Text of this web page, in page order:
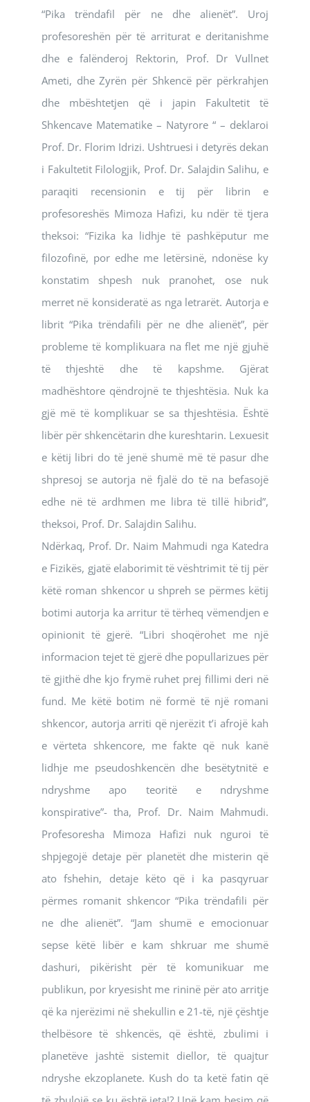
“Pika trëndafil për ne dhe alienët”. Uroj
profesoreshën për të arriturat e deritanishme
dhe e falënderoj Rektorin, Prof. Dr Vullnet
Ameti, dhe Zyrën për Shkencë për përkrahjen
dhe mbështetjen që i japin Fakultetit të
Shkencave Matematike – Natyrore “ – deklaroi
Prof. Dr. Florim Idrizi. Ushtruesi i detyrës dekan
i Fakultetit Filologjik, Prof. Dr. Salajdin Salihu, e
paraqiti recensionin e tij për librin e
profesoreshës Mimoza Hafizi, ku ndër të tjera
theksoi: “Fizika ka lidhje të pashkëputur me
filozofinë, por edhe me letërsinë, ndonëse ky
konstatim shpesh nuk pranohet, ose nuk
merret në konsideratë as nga letrarët. Autorja e
librit “Pika trëndafili për ne dhe alienët”, për
probleme të komplikuara na flet me një gjuhë
të thjeshtë dhe të kapshme. Gjërat
madhështore qëndrojnë te thjeshtësia. Nuk ka
gjë më të komplikuar se sa thjeshtësia. Është
libër për shkencëtarin dhe kureshtarin. Lexuesit
e këtij libri do të jenë shumë më të pasur dhe
shpresoj se autorja në fjalë do të na befasojë
edhe në të ardhmen me libra të tillë hibrid”,
theksoi, Prof. Dr. Salajdin Salihu.
Ndërkaq, Prof. Dr. Naim Mahmudi nga Katedra
e Fizikës, gjatë elaborimit të vështrimit të tij për
këtë roman shkencor u shpreh se përmes këtij
botimi autorja ka arritur të tërheq vëmendjen e
opinionit të gjerë. “Libri shoqërohet me një
informacion tejet të gjerë dhe popullarizues për
të gjithë dhe kjo frymë ruhet prej fillimi deri në
fund. Me këtë botim në formë të një romani
shkencor, autorja arriti që njerëzit t’i afrojë kah
e vërteta shkencore, me fakte që nuk kanë
lidhje me pseudoshkencën dhe besëtytnitë e
ndryshme apo teoritë e ndryshme
konspirative”- tha, Prof. Dr. Naim Mahmudi.
Profesoresha Mimoza Hafizi nuk nguroi të
shpjegojë detaje për planetët dhe misterin që
ato fshehin, detaje këto që i ka pasqyruar
përmes romanit shkencor “Pika trëndafili për
ne dhe alienët”. “Jam shumë e emocionuar
sepse këtë libër e kam shkruar me shumë
dashuri, pikërisht për të komunikuar me
publikun, por kryesisht me rininë për ato arritje
që ka njerëzimi në shekullin e 21-të, një çështje
thelbësore të shkencës, që është, zbulimi i
planetëve jashtë sistemit diellor, të quajtur
ndryshe ekzoplanete. Kush do ta ketë fatin që